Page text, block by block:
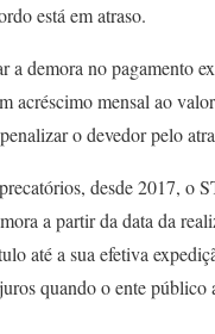
está em atraso.
a demora no pagamento
acréscimo mensal ao
o devedor pelo
desde 2017, o
a partir da data da
até a sua efetiva
quando o ente público